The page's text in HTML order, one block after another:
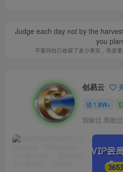
Judge each day not by the
you
不要问自己收获了多少果实，而是
创易云
1.8W+
我输过,我败